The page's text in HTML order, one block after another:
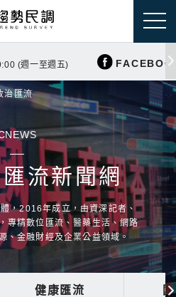
(週一至週五)
治匯流
流新聞網
，2016年成立，由資深記者、
專精數位匯流、醫藥生活、網路
、金融財經及企業公益領域。
健康匯流